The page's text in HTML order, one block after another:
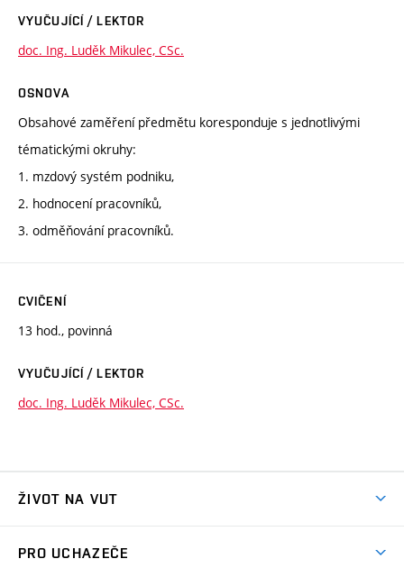
VYUČUJÍCÍ / LEKTOR
doc. Ing. Luděk Mikulec, CSc.
OSNOVA
Obsahové zaměření předmětu koresponduje s jednotlivými
tématickými okruhy:
1. mzdový systém podniku,
2. hodnocení pracovníků,
3. odměňování pracovníků.
CVIČENÍ
13 hod., povinná
VYUČUJÍCÍ / LEKTOR
doc. Ing. Luděk Mikulec, CSc.
ŽIVOT NA VUT
PRO UCHAZEČE